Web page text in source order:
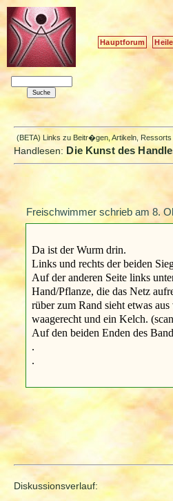
Hauptforum
(BETA) Links zu Beitr�gen, Artikeln,
Handlesen: Die Kunst des
Freischwimmer schrieb am8.
Da ist der Wurm drin.
Links und rechts der beiden
Auf der anderen Seite links
Hand/Pflanze, die das Netz
rüber zum Rand sieht etwas
waagerecht und ein Kelch.
Auf den beiden Enden des
.
.
Diskussionsverlauf: